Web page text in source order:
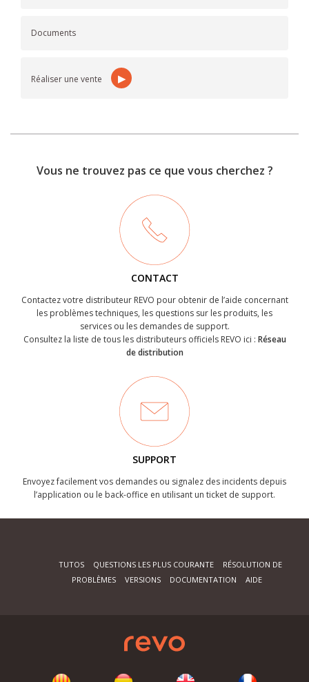
Documents
Réaliser une vente ▶
Vous ne trouvez pas ce que vous cherchez ?
CONTACT
Contactez votre distributeur REVO pour obtenir de l’aide concernant
les problèmes techniques, les questions sur les produits, les
services ou les demandes de support.
Consultez la liste de tous les distributeurs officiels REVO ici : Réseau
de distribution
SUPPORT
Envoyez facilement vos demandes ou signalez des incidents depuis
l’application ou le back-office en utilisant un ticket de support.
TUTOS QUESTIONS LES PLUS COURANTE
RÉSOLUTION DE
PROBLÈMES
VERSIONS DOCUMENTATION AIDE